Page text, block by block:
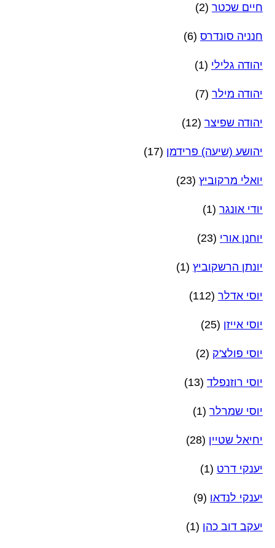
חיים שכטר (2)
חנניה סונדרס (6)
יהודה גלילי (1)
יהודה מילר (7)
יהודה שפיצר (12)
יהושע (שיעה) פרידמן (17)
יואלי מרקוביץ (23)
יודי אונגר (1)
יוחנן אורי (23)
יונתן הרשקוביץ (1)
יוסי אדלר (112)
יוסי אייזן (25)
יוסי פולצ'ק (2)
יוסי רוזנפלד (13)
יוסי שמרלר (1)
יחיאל שטיין (28)
יענקי דרט (1)
יענקי לנדאו (9)
יעקב דוב כהן (1)